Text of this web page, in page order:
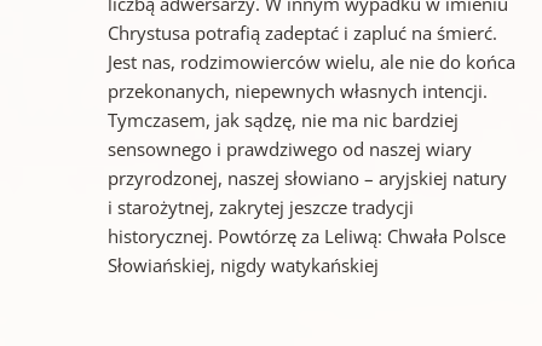
Chrystusa potrafią zadeptać i zapluć na śmierć.
Jest nas, rodzimowierców wielu, ale nie do końca
przekonanych, niepewnych własnych intencji.
Tymczasem, jak sądzę, nie ma nic bardziej
sensownego i prawdziwego od naszej wiary
przyrodzonej, naszej słowiano – aryjskiej natury
i starożytnej, zakrytej jeszcze tradycji
historycznej. Powtórzę za Leliwą: Chwała Polsce
Słowiańskiej, nigdy watykańskiej